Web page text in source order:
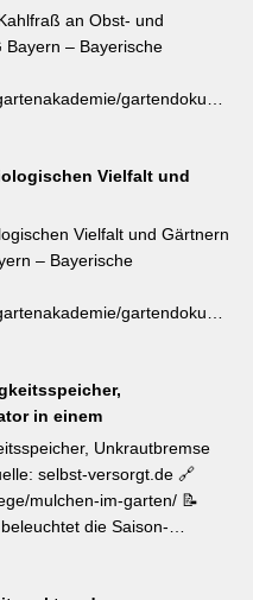
Richtung geleitet
zudem die beste Zeit für
sich jetzt mit jungen
schnell wirkende
an Obst- und
Bayern – Bayerische
Die charakteristisch
des Kleinen und Großen
kahlen Fraß
ab Herbst, gezielter
biologische
Vielfalt und
Vielfalt und Gärtnern
– Bayerische
von der Gartengröße –
Artenvielfalt leistet.
und der Verzicht auf
Ein
Garten. [Thema-Tag:
in einem
Unkrautbremse
selbst-versorgt.de 🔗
mulchen-im-garten/ 📝
die Saison-